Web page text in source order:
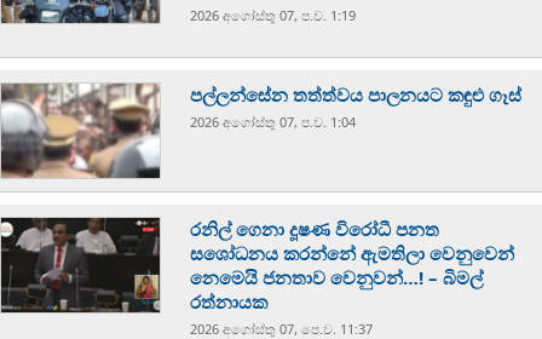
2026 අගෝස්‍තු 07, ප.ව. 1:19
පල්ලන්සේන තත්ත්වය පාලනයට කඳුළු ගෑස්
2026 අගෝස්‍තු 07, ප.ව. 1:04
රනිල් ගෙනා දූෂණ විරෝධී පනත
සශෝධනය කරන්නේ ඇමතිලා වෙනුවෙන්
නෙමෙයි ජනතාව වෙනුවන්…! – බිමල්
රත්නායක
2026 අගෝස්‍තු 07, පෙ.ව. 11:37